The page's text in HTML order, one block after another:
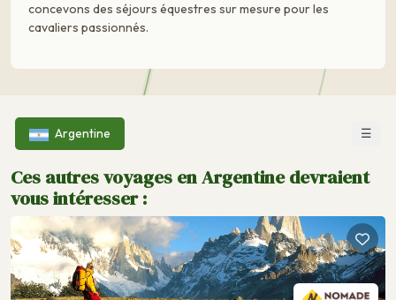
concevons des séjours équestres sur mesure pour les
cavaliers passionnés.
Argentine ☰
Ces autres voyages en Argentine devraient
vous intéresser :